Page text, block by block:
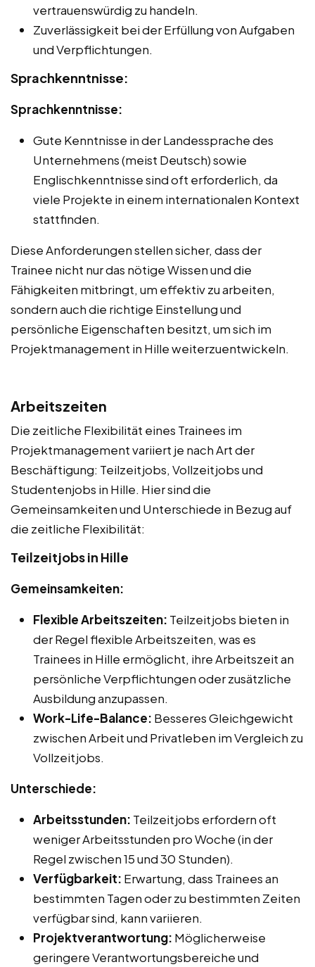
vertrauenswürdig zu handeln.
Zuverlässigkeit bei der Erfüllung von Aufgaben
und Verpflichtungen.
Sprachkenntnisse:
Sprachkenntnisse:
Gute Kenntnisse in der Landessprache des
Unternehmens (meist Deutsch) sowie
Englischkenntnisse sind oft erforderlich, da
viele Projekte in einem internationalen Kontext
stattfinden.
Diese Anforderungen stellen sicher, dass der
Trainee nicht nur das nötige Wissen und die
Fähigkeiten mitbringt, um effektiv zu arbeiten,
sondern auch die richtige Einstellung und
persönliche Eigenschaften besitzt, um sich im
Projektmanagement in Hille weiterzuentwickeln.
Arbeitszeiten
Die zeitliche Flexibilität eines Trainees im
Projektmanagement variiert je nach Art der
Beschäftigung: Teilzeitjobs, Vollzeitjobs und
Studentenjobs in Hille. Hier sind die
Gemeinsamkeiten und Unterschiede in Bezug auf
die zeitliche Flexibilität:
Teilzeitjobs in Hille
Gemeinsamkeiten:
Flexible Arbeitszeiten: Teilzeitjobs bieten in
der Regel flexible Arbeitszeiten, was es
Trainees in Hille ermöglicht, ihre Arbeitszeit an
persönliche Verpflichtungen oder zusätzliche
Ausbildung anzupassen.
Work-Life-Balance: Besseres Gleichgewicht
zwischen Arbeit und Privatleben im Vergleich zu
Vollzeitjobs.
Unterschiede:
Arbeitsstunden: Teilzeitjobs erfordern oft
weniger Arbeitsstunden pro Woche (in der
Regel zwischen 15 und 30 Stunden).
Verfügbarkeit: Erwartung, dass Trainees an
bestimmten Tagen oder zu bestimmten Zeiten
verfügbar sind, kann variieren.
Projektverantwortung: Möglicherweise
geringere Verantwortungsbereiche und